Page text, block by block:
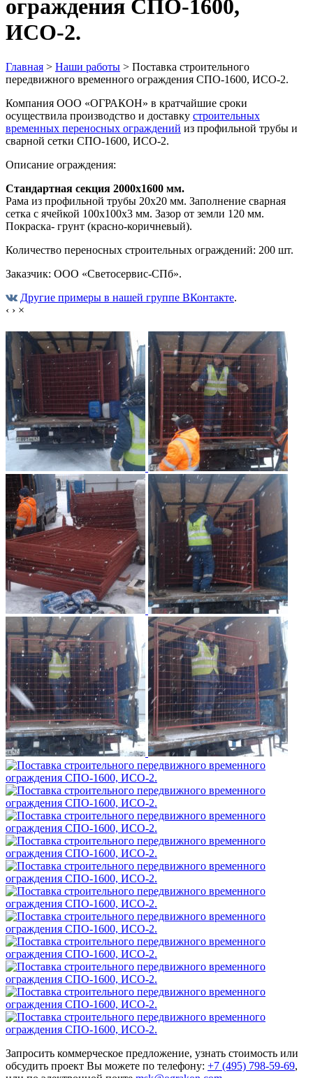
ограждения СПО-1600,
ИСО-2.
Главная > Наши работы > Поставка строительного
передвижного временного ограждения СПО-1600, ИСО-2.
Компания ООО «ОГРАКОН» в кратчайшие сроки
осуществила производство и доставку строительных
временных переносных ограждений из профильной трубы и
сварной сетки СПО-1600, ИСО-2.
Описание ограждения:
Стандартная секция 2000х1600 мм.
Рама из профильной трубы 20х20 мм. Заполнение сварная
сетка с ячейкой 100х100х3 мм. Зазор от земли 120 мм.
Покраска- грунт (красно-коричневый).
Количество переносных строительных ограждений: 200 шт.
Заказчик: ООО «Светосервис-СПб».
Другие примеры в нашей группе ВКонтакте.
‹ › ×
Запросить коммерческое предложение, узнать стоимость или
обсудить проект Вы можете по телефону: +7 (495) 798-59-69,